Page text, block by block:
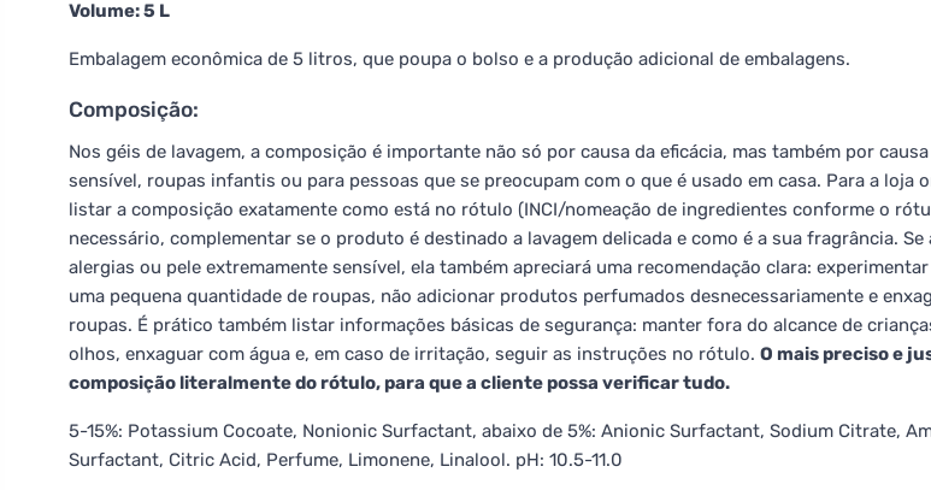
Volume: 5 L
Embalagem econômica de 5 litros, que poupa o bolso e a produção adicional de embalagens.
Composição:
Nos géis de lavagem, a composição é importante não só por causa da eficácia, mas também por
sensível, roupas infantis ou para pessoas que se preocupam com o que é usado em casa. Para a loja
listar a composição exatamente como está no rótulo (INCI/nomeação de ingredientes conforme o
necessário, complementar se o produto é destinado a lavagem delicada e como é a sua fragrância.
alergias ou pele extremamente sensível, ela também apreciará uma recomendação clara:
uma pequena quantidade de roupas, não adicionar produtos perfumados desnecessariamente e
roupas. É prático também listar informações básicas de segurança: manter fora do alcance de
olhos, enxaguar com água e, em caso de irritação, seguir as instruções no rótulo. O mais preciso e
composição literalmente do rótulo, para que a cliente possa verificar tudo.
5-15%: Potassium Cocoate, Nonionic Surfactant, abaixo de 5%: Anionic Surfactant, Sodium Citrate,
Surfactant, Citric Acid, Perfume, Limonene, Linalool. pH: 10.5-11.0